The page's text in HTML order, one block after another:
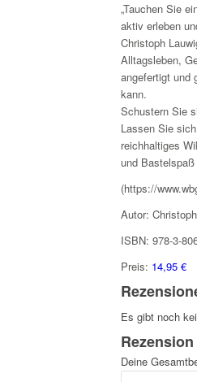
„Tauchen Sie
aktiv erleben
Christoph
Alltagsleben,
angefertigt und
kann.
Schustern Sie
Lassen Sie
reichhaltiges
und
(https://
Autor:
ISBN: 978-3-
Preis: 14,95 €
Es gibt noch
Deine